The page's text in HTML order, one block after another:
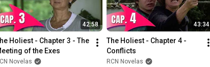
42:58
Holiest - Chapter 3 - The
of the Exes
Novelas
43:34
The Holiest - Chapter 4 -
Conflicts
RCN Novelas